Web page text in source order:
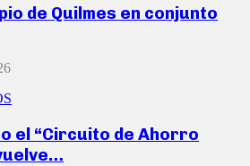
de Quilmes en conjunto
el “Circuito de Ahorro